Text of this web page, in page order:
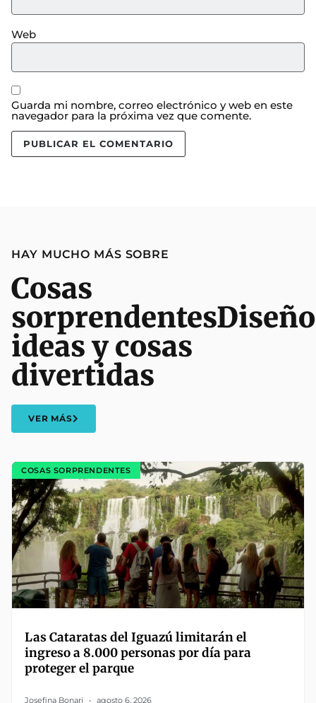
Web
Guarda mi nombre, correo electrónico y web en este
navegador para la próxima vez que comente.
HAY MUCHO MÁS SOBRE
Cosas
sorprendentes
ideas y cosas
divertidas
VER MÁS
COSAS SORPRENDENTES
Las Cataratas del Iguazú limitarán el
ingreso a 8.000 personas por día para
proteger el parque
Josefina Bonari agosto 6, 2026